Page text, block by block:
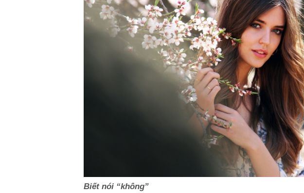
Biết nói “không”